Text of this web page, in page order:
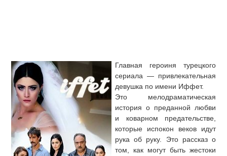
Главная героиня турецкого
сериала — привлекательная
девушка по имени Иффет.
Это мелодраматическая
история о преданной любви
и коварном предательстве,
которые испокон веков идут
рука об руку. Это рассказ о
том, как могут быть жестоки